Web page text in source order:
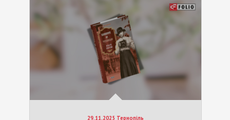
29.11.2025 Тернопіль